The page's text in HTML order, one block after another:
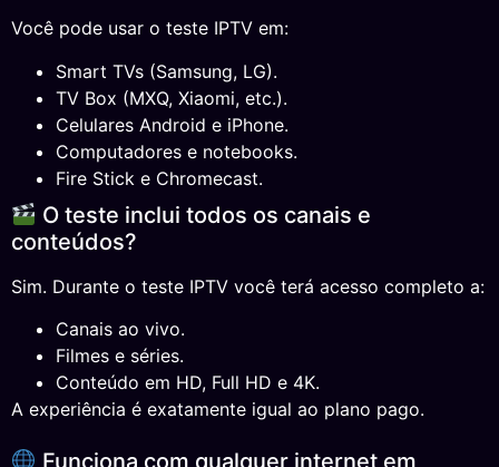
Você pode usar o teste IPTV em:
Smart TVs (Samsung, LG).
TV Box (MXQ, Xiaomi, etc.).
Celulares Android e iPhone.
Computadores e notebooks.
Fire Stick e Chromecast.
O teste inclui todos os canais e
conteúdos?
Sim. Durante o teste IPTV você terá acesso completo a:
Canais ao vivo.
Filmes e séries.
Conteúdo em HD, Full HD e 4K.
A experiência é exatamente igual ao plano pago.